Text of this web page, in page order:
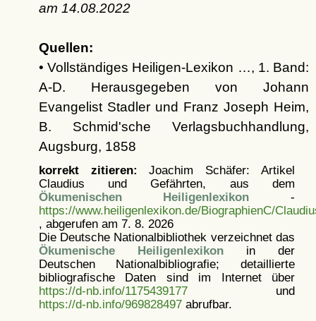
am 14.08.2022
Quellen:
• Vollständiges Heiligen-Lexikon …, 1. Band:
A-D. Herausgegeben von Johann
Evangelist Stadler und Franz Joseph Heim,
B. Schmid'sche Verlagsbuchhandlung,
Augsburg, 1858
korrekt zitieren: Joachim Schäfer: Artikel
Claudius und Gefährten, aus dem
Ökumenischen Heiligenlexikon -
https://www.heiligenlexikon.de/BiographienC/
, abgerufen am 7. 8. 2026
Die Deutsche Nationalbibliothek verzeichnet das
Ökumenische Heiligenlexikonin der
Deutschen Nationalbibliografie; detaillierte
bibliografische Daten sind im Internet über
https://d-nb.info/1175439177und
https://d-nb.info/969828497abrufbar.